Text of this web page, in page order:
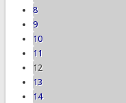
8
9
10
11
12
13
14